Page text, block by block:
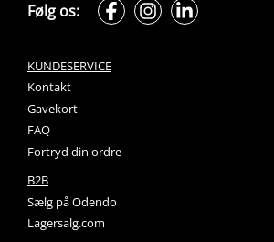
Følg os:
KUNDESERVICE
Kontakt
Gavekort
FAQ
Fortryd din ordre
B2B
Sælg på Odendo
Lagersalg.com